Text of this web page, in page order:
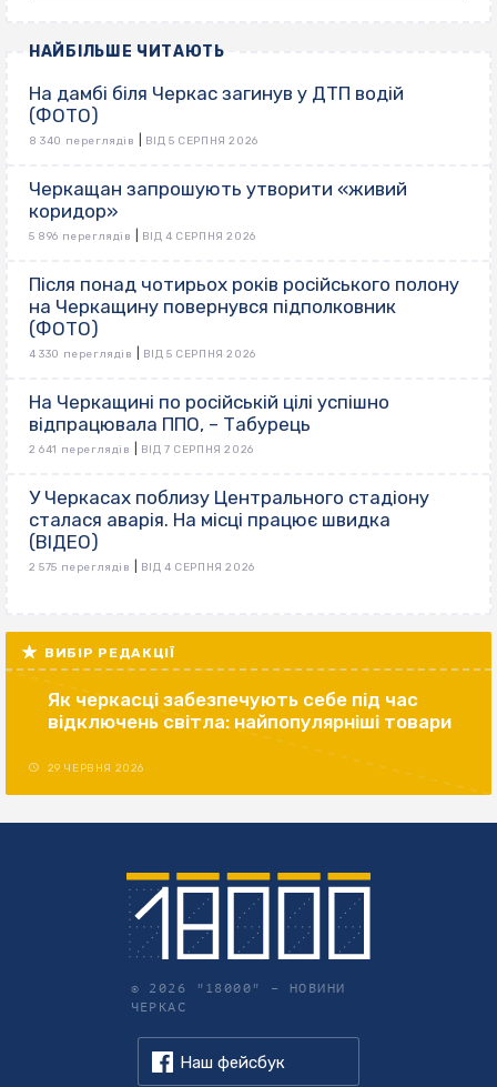
НАЙБІЛЬШЕ ЧИТАЮТЬ
На дамбі біля Черкас загинув у ДТП водій
(ФОТО)
8 340 переглядів ВІД 5 СЕРПНЯ 2026
Черкащан запрошують утворити «живий
коридор»
5 896 переглядів ВІД 4 СЕРПНЯ 2026
Після понад чотирьох років російського полону
на Черкащину повернувся підполковник
(ФОТО)
4 330 переглядів ВІД 5 СЕРПНЯ 2026
На Черкащині по російській цілі успішно
відпрацювала ППО, – Табурець
2 641 переглядів ВІД 7 СЕРПНЯ 2026
У Черкасах поблизу Центрального стадіону
сталася аварія. На місці працює швидка
(ВІДЕО)
2 575 переглядів ВІД 4 СЕРПНЯ 2026
ВИБІР РЕДАКЦІЇ
Як черкасці забезпечують себе під час
відключень світла: найпопулярніші товари
29 ЧЕРВНЯ 2026
© 2026 "18000" – НОВИНИ
ЧЕРКАС
Наш фейсбук